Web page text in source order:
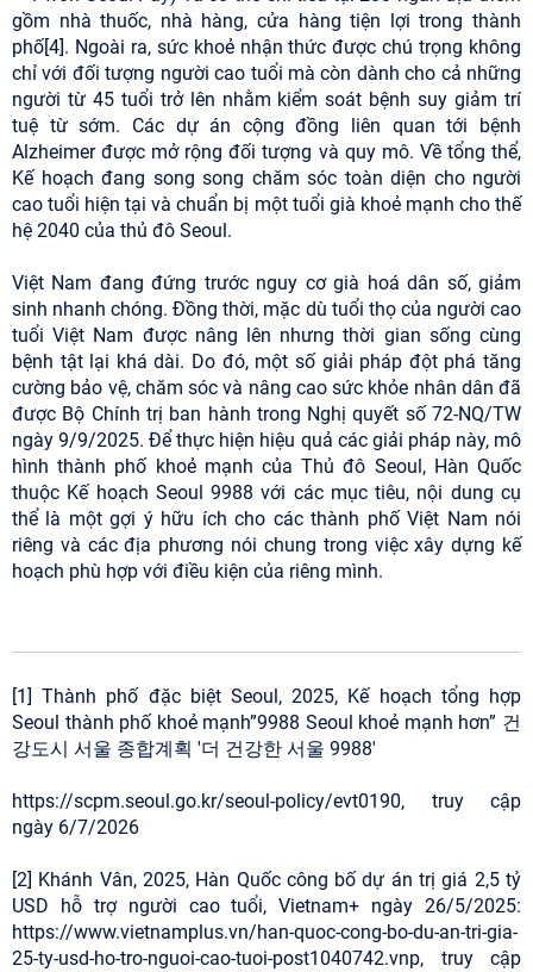
gồm nhà thuốc, nhà hàng, cửa hàng tiện lợi trong thành
phố[4]. Ngoài ra, sức khoẻ nhận thức được chú trọng không
chỉ với đối tượng người cao tuổi mà còn dành cho cả những
người từ 45 tuổi trở lên nhằm kiểm soát bệnh suy giảm trí
tuệ từ sớm. Các dự án cộng đồng liên quan tới bệnh
Alzheimer được mở rộng đối tượng và quy mô. Về tổng thể,
Kế hoạch đang song song chăm sóc toàn diện cho người
cao tuổi hiện tại và chuẩn bị một tuổi già khoẻ mạnh cho thế
hệ 2040 của thủ đô Seoul.
Việt Nam đang đứng trước nguy cơ già hoá dân số, giảm
sinh nhanh chóng. Đồng thời, mặc dù tuổi thọ của người cao
tuổi Việt Nam được nâng lên nhưng thời gian sống cùng
bệnh tật lại khá dài. Do đó, một số giải pháp đột phá tăng
cường bảo vệ, chăm sóc và nâng cao sức khỏe nhân dân đã
được Bộ Chính trị ban hành trong Nghị quyết số 72-NQ/TW
ngày 9/9/2025. Để thực hiện hiệu quả các giải pháp này, mô
hình thành phố khoẻ mạnh của Thủ đô Seoul, Hàn Quốc
thuộc Kế hoạch Seoul 9988 với các mục tiêu, nội dung cụ
thể là một gợi ý hữu ích cho các thành phố Việt Nam nói
riêng và các địa phương nói chung trong việc xây dựng kế
hoạch phù hợp với điều kiện của riêng mình.
[1] Thành phố đặc biệt Seoul, 2025, Kế hoạch tổng hợp
Seoul thành phố khoẻ mạnh”9988 Seoul khoẻ mạnh hơn” 건
강도시 서울 종합계획 '더 건강한 서울 9988'
https://scpm.seoul.go.kr/seoul-policy/evt0190, truy cập
ngày 6/7/2026
[2] Khánh Vân, 2025, Hàn Quốc công bố dự án trị giá 2,5 tỷ
USD hỗ trợ người cao tuổi, Vietnam+ ngày 26/5/2025:
https://www.vietnamplus.vn/han-quoc-cong-bo-du-an-tri-gia-
25-ty-usd-ho-tro-nguoi-cao-tuoi-post1040742.vnp, truy cập